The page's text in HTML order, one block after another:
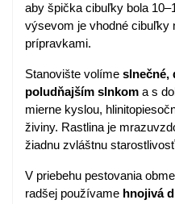
aby špička cibuľky bola
výsevom je vhodné cibuľky
prípravkami.
Stanovište volíme slnečné,
poludňajším slnkom a s
mierne kyslou,
živiny. Rastlina je
žiadnu zvláštnu
V priebehu pestovania
radšej používame hnojivá